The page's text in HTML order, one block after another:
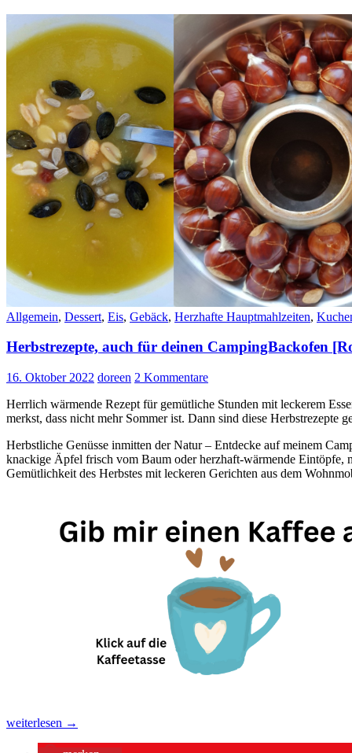
Allgemein, Dessert, Eis, Gebäck, Herzhafte Hauptmahlzeiten,
Herbstrezepte, auch für deinen CampingBackofen
16. Oktober 2022 doreen 2 Kommentare
Herrlich wärmende Rezept für gemütliche Stunden mit leckerem
merkst, dass nicht mehr Sommer ist. Dann sind diese Herbstrezepte
Herbstliche Genüsse inmitten der Natur – Entdecke auf meinem
knackige Äpfel frisch vom Baum oder herzhaft-wärmende Eintöpfe,
Gemütlichkeit des Herbstes mit leckeren Gerichten aus dem
Herbstrezepte,
weiterlesen →